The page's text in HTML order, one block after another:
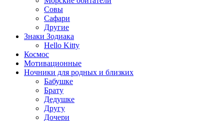
Совы
Сафари
Другие
Знаки Зодиака
Hello Kitty
Космос
Мотивационные
Ночники для родных и близких
Бабушке
Брату
Дедушке
Другу
Дочери